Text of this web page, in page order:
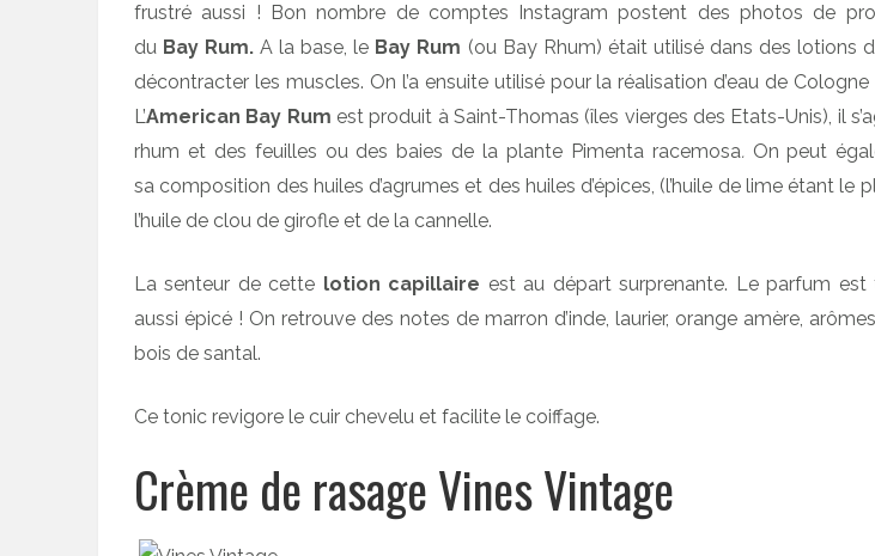
frustré aussi ! Bon nombre de comptes Instagram postent des photos de
du Bay Rum. A la base, le Bay Rum (ou Bay Rhum) était utilisé dans des lotions
décontracter les muscles. On l’a ensuite utilisé pour la réalisation d’eau de
L’American Bay Rum est produit à Saint-Thomas (îles vierges des Etats-Unis), il
rhum et des feuilles ou des baies de la plante Pimenta racemosa. On peut
sa composition des huiles d’agrumes et des huiles d’épices, (l’huile de lime étant le
l’huile de clou de girofle et de la cannelle.
La senteur de cette lotion capillaire est au départ surprenante. Le parfum
aussi épicé ! On retrouve des notes de marron d’inde, laurier, orange amère,
bois de santal.
Ce tonic revigore le cuir chevelu et facilite le coiffage.
Crème de rasage Vines Vintage